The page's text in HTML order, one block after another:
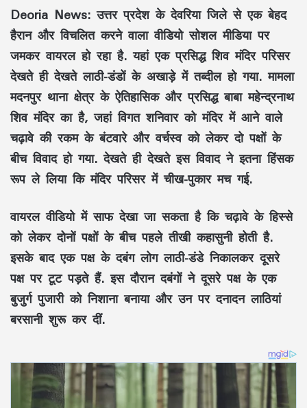
Deoria News: उत्तर प्रदेश के देवरिया जिले से एक बेहद
हैरान और विचलित करने वाला वीडियो सोशल मीडिया पर
जमकर वायरल हो रहा है. यहां एक प्रसिद्ध शिव मंदिर परिसर
देखते ही देखते लाठी-डंडों के अखाड़े में तब्दील हो गया. मामला
मदनपुर थाना क्षेत्र के ऐतिहासिक और प्रसिद्ध बाबा महेन्द्रनाथ
शिव मंदिर का है, जहां विगत शनिवार को मंदिर में आने वाले
चढ़ावे की रकम के बंटवारे और वर्चस्व को लेकर दो पक्षों के
बीच विवाद हो गया. देखते ही देखते इस विवाद ने इतना हिंसक
रूप ले लिया कि मंदिर परिसर में चीख-पुकार मच गई.
वायरल वीडियो में साफ देखा जा सकता है कि चढ़ावे के हिस्से
को लेकर दोनों पक्षों के बीच पहले तीखी कहासुनी होती है.
इसके बाद एक पक्ष के दबंग लोग लाठी-डंडे निकालकर दूसरे
पक्ष पर टूट पड़ते हैं. इस दौरान दबंगों ने दूसरे पक्ष के एक
बुजुर्ग पुजारी को निशाना बनाया और उन पर दनादन लाठियां
बरसानी शुरू कर दीं.